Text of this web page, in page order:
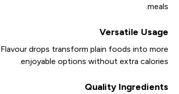
meals.
Versatile Usage
drops transform plain foods into more
enjoyable options without extra calories.
Quality Ingredients